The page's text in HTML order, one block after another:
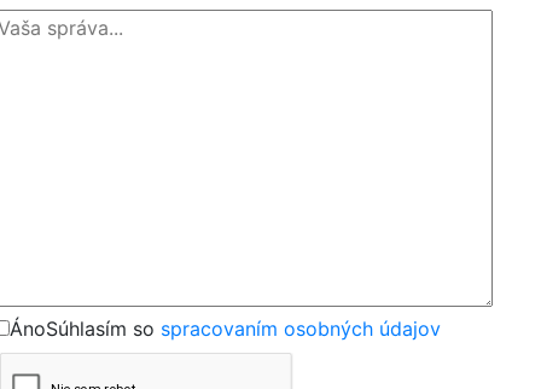
ÁnoSúhlasím so spracovaním osobných údajov